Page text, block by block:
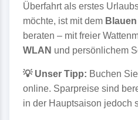
Überfahrt als erstes
möchte, ist mit dem
beraten – mit freier
WLAN und persönlichem
💡 Unser Tipp: Buchen
online. Sparpreise sind
in der Hauptsaison jedoch